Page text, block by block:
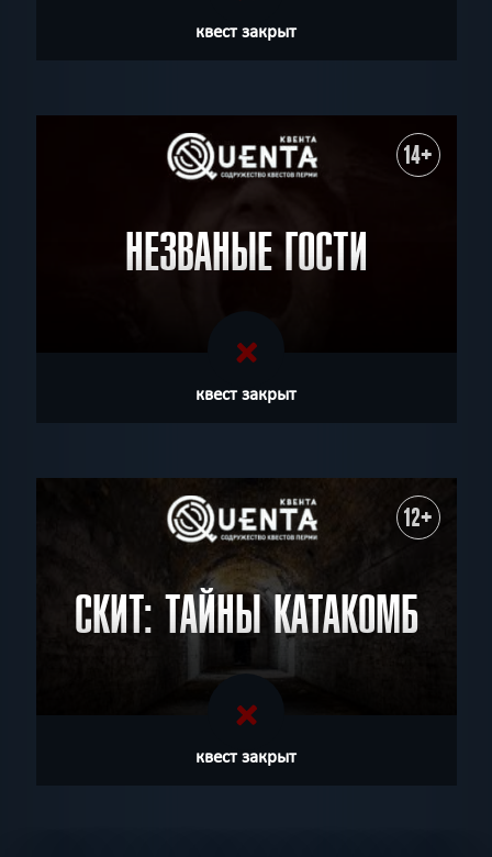
квест закрыт
14+
НЕЗВАНЫЕ ГОСТИ
квест закрыт
12+
СКИТ: ТАЙНЫ КАТАКОМБ
квест закрыт